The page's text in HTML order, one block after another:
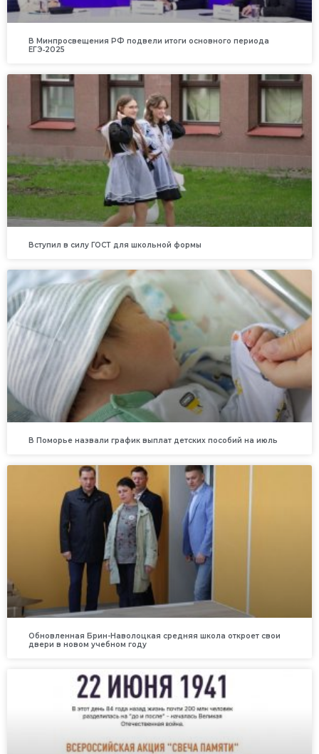
В Минпросвещения РФ подвели итоги основного периода
ЕГЭ‑2025
Вступил в силу ГОСТ для школьной формы
В Поморье назвали график выплат детских пособий на июль
Обновленная Брин-Наволоцкая средняя школа откроет свои
двери в новом учебном году